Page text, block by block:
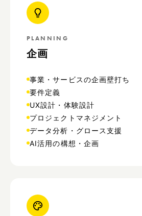
PLANNING
企画
事業・サービスの企画壁打ち
要件定義
UX設計・体験設計
プロジェクトマネジメント
データ分析・グロース支援
AI活用の構想・企画